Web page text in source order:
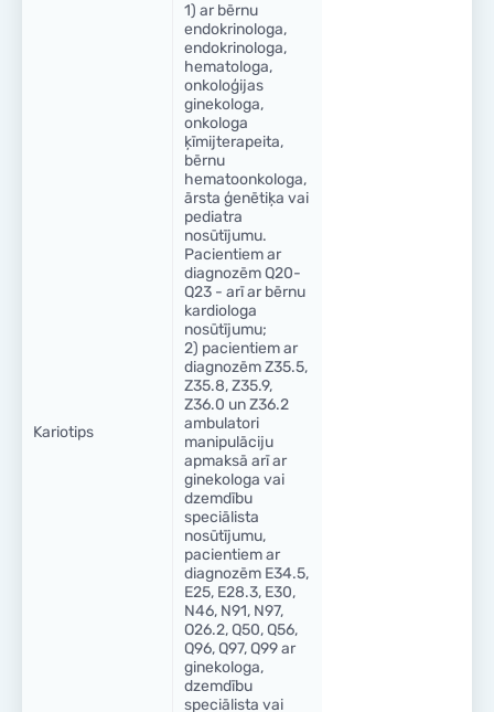
Kariotips
1) ar bērnu
endokrinologa,
endokrinologa,
hematologa,
onkoloģijas
ginekologa,
onkologa
ķīmijterapeita,
bērnu
hematoonkologa,
ārsta ģenētiķa vai
pediatra
nosūtījumu.
Pacientiem ar
diagnozēm Q20-
Q23 - arī ar bērnu
kardiologa
nosūtījumu;
2) pacientiem ar
diagnozēm Z35.5,
Z35.8, Z35.9,
Z36.0 un Z36.2
ambulatori
manipulāciju
apmaksā arī ar
ginekologa vai
dzemdību
speciālista
nosūtījumu,
pacientiem ar
diagnozēm E34.5,
E25, E28.3, E30,
N46, N91, N97,
O26.2, Q50, Q56,
Q96, Q97, Q99 ar
ginekologa,
dzemdību
speciālista vai